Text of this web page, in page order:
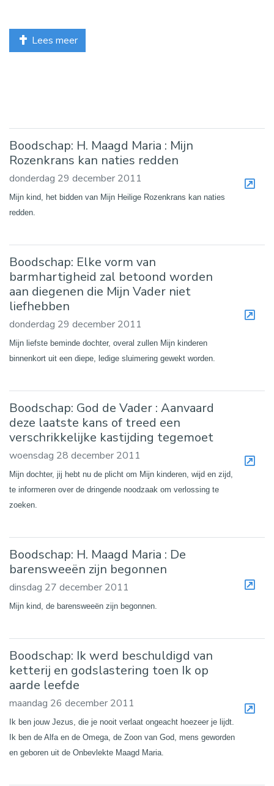
Lees meer
Boodschap: H. Maagd Maria : Mijn
Rozenkrans kan naties redden
donderdag 29 december 2011
Mijn kind, het bidden van Mijn Heilige Rozenkrans kan naties
redden.
Boodschap: Elke vorm van
barmhartigheid zal betoond worden
aan diegenen die Mijn Vader niet
liefhebben
donderdag 29 december 2011
Mijn liefste beminde dochter, overal zullen Mijn kinderen
binnenkort uit een diepe, ledige sluimering gewekt worden.
Boodschap: God de Vader : Aanvaard
deze laatste kans of treed een
verschrikkelijke kastijding tegemoet
woensdag 28 december 2011
Mijn dochter, jij hebt nu de plicht om Mijn kinderen, wijd en zijd,
te informeren over de dringende noodzaak om verlossing te
zoeken.
Boodschap: H. Maagd Maria : De
barensweeën zijn begonnen
dinsdag 27 december 2011
Mijn kind, de barensweeën zijn begonnen.
Boodschap: Ik werd beschuldigd van
ketterij en godslastering toen Ik op
aarde leefde
maandag 26 december 2011
Ik ben jouw Jezus, die je nooit verlaat ongeacht hoezeer je lijdt.
Ik ben de Alfa en de Omega, de Zoon van God, mens geworden
en geboren uit de Onbevlekte Maagd Maria.